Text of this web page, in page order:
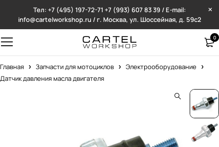
Тел: +7 (495) 197-72-71 +7 (993) 607 83 39 / E-mail:
info@cartelworkshop.ru / г. Москва, ул. Шоссейная, д. 59с2
0
Главная Запчасти для мотоциклов
Электрооборудование
Датчик давления масла двигателя